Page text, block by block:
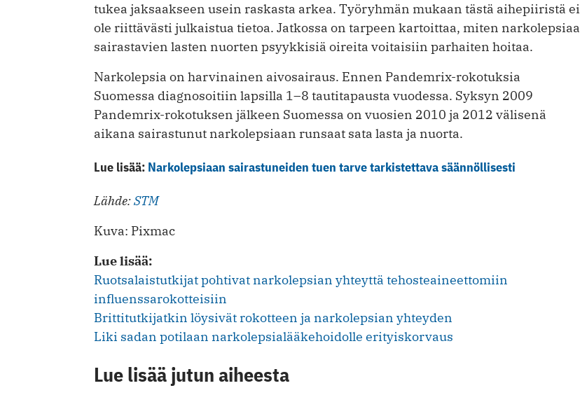
tukea jaksaakseen usein raskasta arkea. Työryhmän mukaan tästä aihepiiristä ei
ole riittävästi julkaistua tietoa. Jatkossa on tarpeen kartoittaa, miten narkolepsiaa
sairastavien lasten nuorten psyykkisiä oireita voitaisiin parhaiten hoitaa.
Narkolepsia on harvinainen aivosairaus. Ennen Pandemrix-rokotuksia
Suomessa diagnosoitiin lapsilla 1–8 tautitapausta vuodessa. Syksyn 2009
Pandemrix-rokotuksen jälkeen Suomessa on vuosien 2010 ja 2012 välisenä
aikana sairastunut narkolepsiaan runsaat sata lasta ja nuorta.
Lue lisää: Narkolepsiaan sairastuneiden tuen tarve tarkistettava säännöllisesti
Lähde:STM
Kuva: Pixmac
Lue lisää:
Ruotsalaistutkijat pohtivat narkolepsian yhteyttä tehosteaineettomiin
influenssarokotteisiin
Brittitutkijatkin löysivät rokotteen ja narkolepsian yhteyden
Liki sadan potilaan narkolepsialääkehoidolle erityiskorvaus
Lue lisää jutun aiheesta